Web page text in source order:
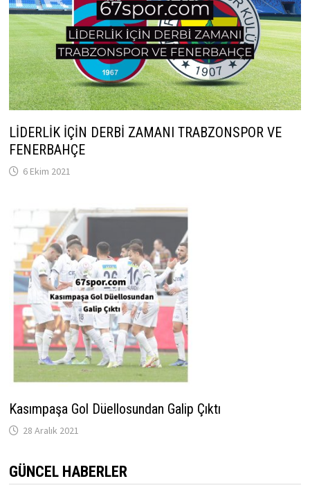
LİDERLİK İÇİN DERBİ ZAMANI TRABZONSPOR VE
FENERBAHÇE
6 Ekim 2021
Kasımpaşa Gol Düellosundan Galip Çıktı
28 Aralık 2021
GÜNCEL HABERLER